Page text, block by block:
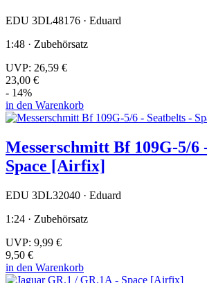
EDU 3DL48176 · Eduard
1:48 · Zubehörsatz
UVP: 26,59 €
23,00 €
- 14%
in den Warenkorb
Messerschmitt Bf 109G-5/6
Space [Airfix]
EDU 3DL32040 · Eduard
1:24 · Zubehörsatz
UVP: 9,99 €
9,50 €
in den Warenkorb